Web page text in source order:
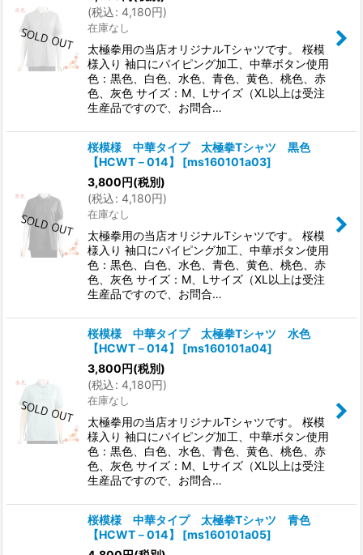
(税込: 4,180円)
在庫なし
太極拳用の当店オリジナルTシャツです。 桜模
様入り 袖口にパイピング加工、中華ボタン使用
色：黒色、白色、水色、青色、黄色、桃色、赤
色、灰色 サイズ：M、Lサイズ（XL以上は受注
生産品ですので、お問合…
桜模様 中華タイプ 太極拳Tシャツ 黒色
【HCWT－014】
[ms160101a03]
3,800円(税別)
(税込: 4,180円)
在庫なし
太極拳用の当店オリジナルTシャツです。 桜模
様入り 袖口にパイピング加工、中華ボタン使用
色：黒色、白色、水色、青色、黄色、桃色、赤
色、灰色 サイズ：M、Lサイズ（XL以上は受注
生産品ですので、お問合…
桜模様 中華タイプ 太極拳Tシャツ 水色
【HCWT－014】
[ms160101a04]
3,800円(税別)
(税込: 4,180円)
在庫なし
太極拳用の当店オリジナルTシャツです。 桜模
様入り 袖口にパイピング加工、中華ボタン使用
色：黒色、白色、水色、青色、黄色、桃色、赤
色、灰色 サイズ：M、Lサイズ（XL以上は受注
生産品ですので、お問合…
桜模様 中華タイプ 太極拳Tシャツ 青色
【HCWT－014】
[ms160101a05]